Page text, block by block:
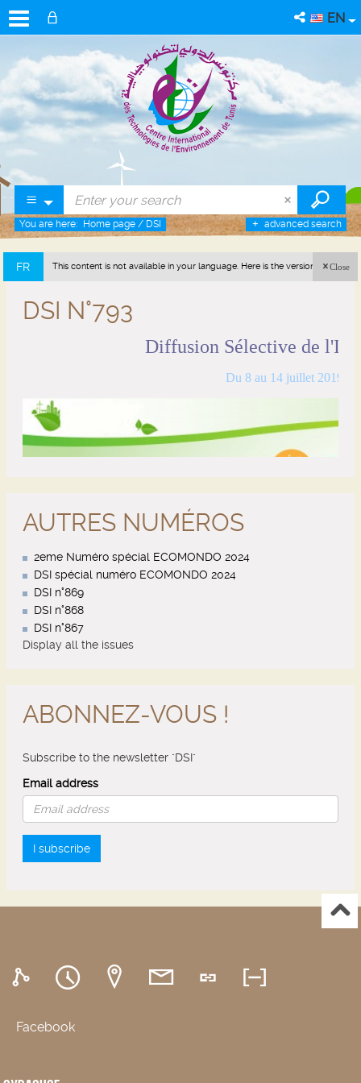
EN
advanced search
You are here: Home page / DSI
FR This content is not available in your language. Here is the version in french
Close
DSI N°793
AUTRES NUMÉROS
2eme Numéro spécial ECOMONDO 2024
DSI spécial numéro ECOMONDO 2024
DSI n°869
DSI n°868
DSI n°867
Display all the issues
ABONNEZ-VOUS !
Subscribe to the newsletter "DSI"
Email address
I subscribe
Facebook